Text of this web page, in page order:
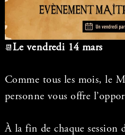
📆 Le vendredi 14 mars
Comme tous les mois, le
personne vous offre
À la fin de chaque session